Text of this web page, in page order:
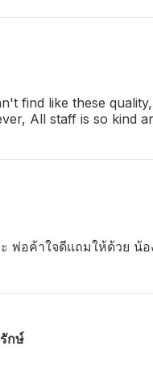
find like these
All staff is so kind
พ่อค้าใจดีเเถมให้ด้วย น้อ
กษ์